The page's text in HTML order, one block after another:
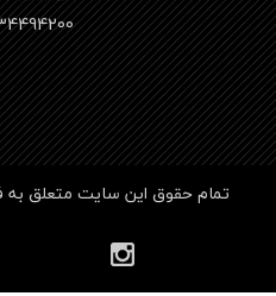
تمام حقوق این سایت متعلق